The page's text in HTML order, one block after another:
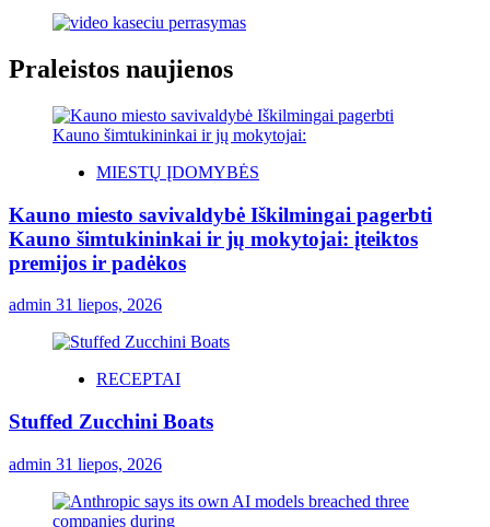
Praleistos naujienos
MIESTŲ ĮDOMYBĖS
Kauno miesto savivaldybė Iškilmingai pagerbti
Kauno šimtukininkai ir jų mokytojai: įteiktos
premijos ir padėkos
admin 31 liepos, 2026
RECEPTAI
Stuffed Zucchini Boats
admin 31 liepos, 2026